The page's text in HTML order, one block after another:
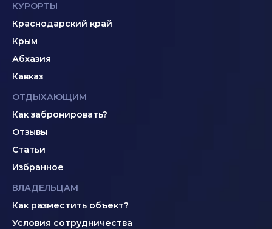
КУРОРТЫ
Краснодарский край
Крым
Абхазия
Кавказ
ОТДЫХАЮЩИМ
Как забронировать?
Отзывы
Статьи
Избранное
ВЛАДЕЛЬЦАМ
Как разместить объект?
Условия сотрудничества